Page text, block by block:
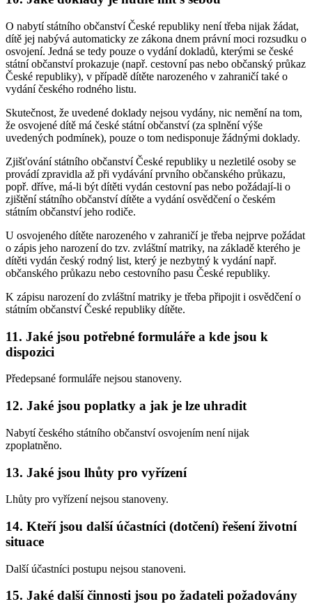
O nabytí státního občanství České republiky není třeba nijak žádat,
dítě jej nabývá automaticky ze zákona dnem právní moci rozsudku o
osvojení. Jedná se tedy pouze o vydání dokladů, kterými se české
státní občanství prokazuje (např. cestovní pas nebo občanský průkaz
České republiky), v případě dítěte narozeného v zahraničí také o
vydání českého rodného listu.
Skutečnost, že uvedené doklady nejsou vydány, nic nemění na tom,
že osvojené dítě má české státní občanství (za splnění výše
uvedených podmínek), pouze o tom nedisponuje žádnými doklady.
Zjišťování státního občanství České republiky u nezletilé osoby se
provádí zpravidla až při vydávání prvního občanského průkazu,
popř. dříve, má-li být dítěti vydán cestovní pas nebo požádají-li o
zjištění státního občanství dítěte a vydání osvědčení o českém
státním občanství jeho rodiče.
U osvojeného dítěte narozeného v zahraničí je třeba nejprve požádat
o zápis jeho narození do tzv. zvláštní matriky, na základě kterého je
dítěti vydán český rodný list, který je nezbytný k vydání např.
občanského průkazu nebo cestovního pasu České republiky.
K zápisu narození do zvláštní matriky je třeba připojit i osvědčení o
státním občanství České republiky dítěte.
11. Jaké jsou potřebné formuláře a kde jsou k
dispozici
Předepsané formuláře nejsou stanoveny.
12. Jaké jsou poplatky a jak je lze uhradit
Nabytí českého státního občanství osvojením není nijak
zpoplatněno.
13. Jaké jsou lhůty pro vyřízení
Lhůty pro vyřízení nejsou stanoveny.
14. Kteří jsou další účastníci (dotčení) řešení životní
situace
Další účastníci postupu nejsou stanoveni.
15. Jaké další činnosti jsou po žadateli požadovány